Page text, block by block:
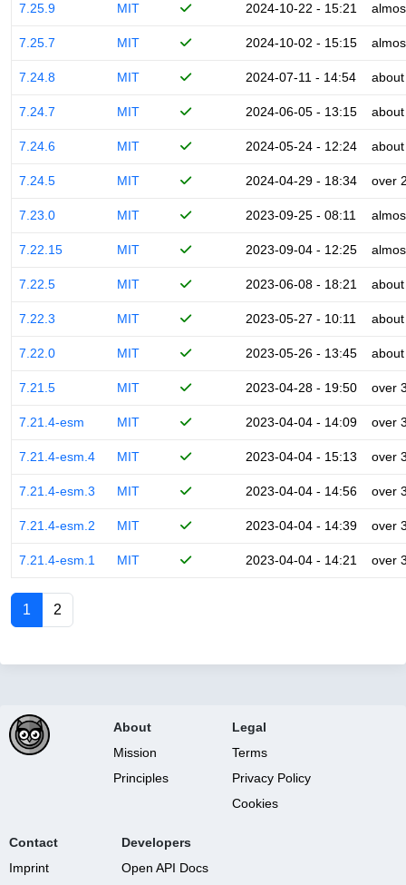
7.25.9 MIT 2024-10-22 - 15:21
7.25.7 MIT 2024-10-02 - 15:15
7.24.8 MIT 2024-07-11 - 14:54
7.24.7 MIT 2024-06-05 - 13:15
7.24.6 MIT 2024-05-24 - 12:24
7.24.5 MIT 2024-04-29 - 18:34 over
7.23.0 MIT 2023-09-25 - 08:11
7.22.15 MIT 2023-09-04 - 12:25
7.22.5 MIT 2023-06-08 - 18:21
7.22.3 MIT 2023-05-27 - 10:11
7.22.0 MIT 2023-05-26 - 13:45
7.21.5 MIT 2023-04-28 - 19:50 over
7.21.4-esm MIT 2023-04-04 - 14:09 over
7.21.4-esm.4 MIT 2023-04-04 - 15:13 over
7.21.4-esm.3 MIT 2023-04-04 - 14:56 over
7.21.4-esm.2 MIT 2023-04-04 - 14:39 over
7.21.4-esm.1 MIT 2023-04-04 - 14:21 over
1 2
About
Mission
Principles
Legal
Terms
Privacy Policy
Cookies
Contact
Imprint
Developers
Open API Docs